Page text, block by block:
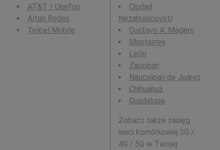
AT&T / Unefon
Altan Redes
Telcel Mobile
Ciudad
Nezahualcoyotl
Gustavo A. Madero
Monterrey
León
Zapopan
Naucalpan de Juárez
Chihuahua
Guadalupe
Zobacz także zasięg
sieci komórkowej 3G /
4G / 5G w Twojej